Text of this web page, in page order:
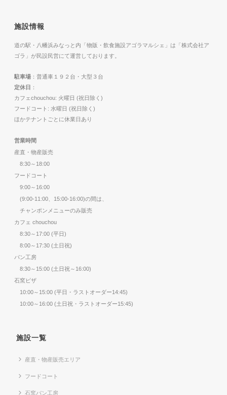
施設情報
道の駅・八幡浜みなっと内「物販・飲食施設アゴラマルシェ」は「株式会社ア
ゴラ」が民設民営にて運営しております。
駐車場 ：普通車１９２台・大型３台
定休日 ：
カフェchouchou: 火曜日 (祝日除く)
フードコート: 水曜日 (祝日除く)
ほかテナントごとに休業日あり
営業時間
産直・物産販売
8:30～18:00
フードコート
9:00～16:00
(9:00-11:00、15:00-16:00)の間は、
チャンポンメニューのみ販売
カフェ chouchou
8:30～17:00 (平日)
8:00～17:30 (土日祝)
パン工房
8:30～15:00 (土日祝～16:00)
石窯ピザ
10:00～15:00 (平日・ラストオーダー14:45)
10:00～16:00 (土日祝・ラストオーダー15:45)
施設一覧
産直・物産販売エリア
フードコート
石窯パン工房